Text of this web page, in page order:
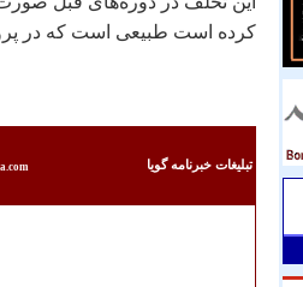
کرده است طبيعی است که در
تبليغات خبرنامه گويا